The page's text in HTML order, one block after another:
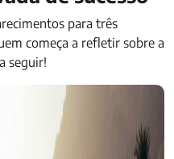
para três
começa a refletir sobre a
seguir!